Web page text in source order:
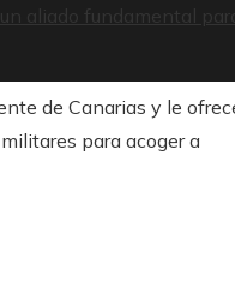
aliado fundamental
de Canarias y le
para acoger a